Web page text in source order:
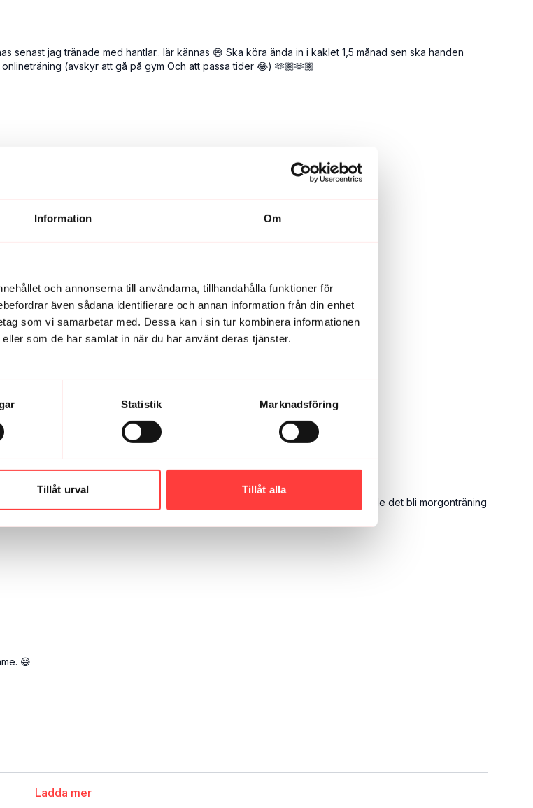
Information Om
och annonserna till användarna, tillhandahålla funktioner för
även sådana identifierare och annan information från din enhet
som vi samarbetar med. Dessa kan i sin tur kombinera informationen
som de har samlat in när du har använt deras tjänster.
Statistik Marknadsföring
Tillåt urval Tillåt alla
senast jag tränade med hantlar.. lär kännas 😅 Ska köra ända in i kaklet 1,5 månad sen ska handen
(avskyr att gå på gym Och att passa tider 😂) 🫶🏽🫶🏽
känna mig stark! Mycket glad för vad Vibes ger mig. Tack!
redan blivit svettig med hantlar 😅
detta! Så tråkigt med gym men mycket lättare om kan följa er. Idag råkade det bli morgonträning
😅
Ladda mer